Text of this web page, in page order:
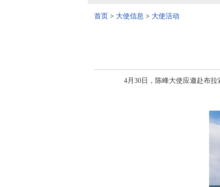
首页 > 大使信息 > 大使活动
4月30日，陈峰大使应邀赴布拉